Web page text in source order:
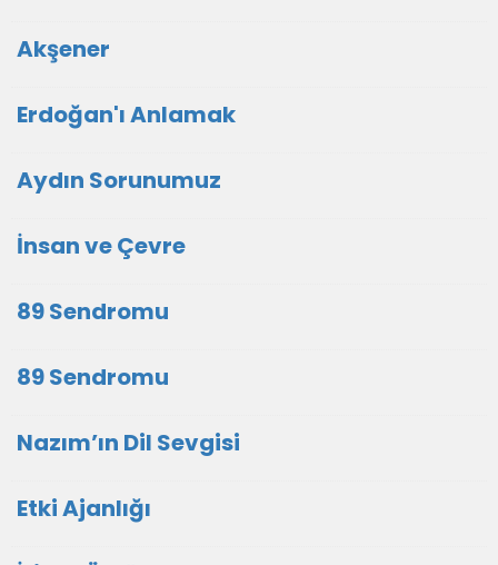
Akşener
Erdoğan'ı Anlamak
Aydın Sorunumuz
İnsan ve Çevre
89 Sendromu
89 Sendromu
Nazım’ın Dil Sevgisi
Etki Ajanlığı